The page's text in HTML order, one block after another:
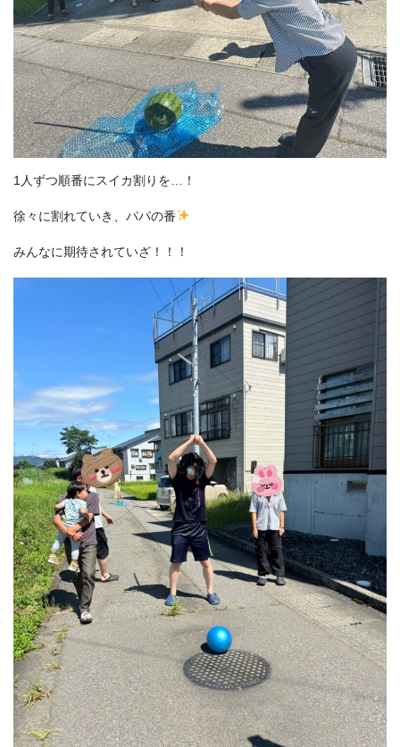
1人ずつ順番にスイカ割りを…！
徐々に割れていき、パパの番
みんなに期待されていざ！！！